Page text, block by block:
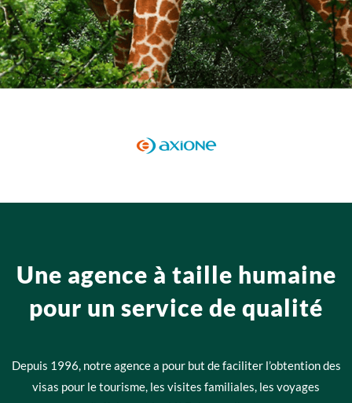
Une agence à taille humaine
pour un service de qualité
Depuis 1996, notre agence a pour but de faciliter l’obtention des
visas pour le tourisme, les visites familiales, les voyages